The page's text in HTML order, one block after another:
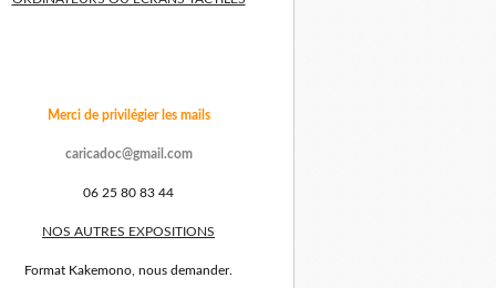
Merci de privilégier les mails
caricadoc@gmail.com
06 25 80 83 44
NOS AUTRES EXPOSITIONS
Format Kakemono, nous demander.